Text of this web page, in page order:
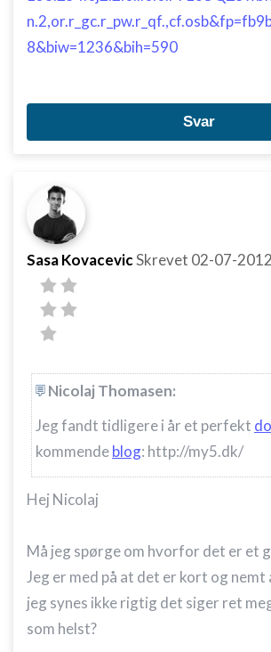
8&biw=1236&bih=590
Svar
Sasa KovacevicSkrevet 02-07-2012
Nicolaj Thomasen:
Jeg fandt tidligere i år et perfekt
kommendeblog: http://my5.dk/
Hej Nicolaj
Må jeg spørge om hvorfor det er et
Jeg er med på at det er kort og nemt
jeg synes ikke rigtig det siger ret
som helst?